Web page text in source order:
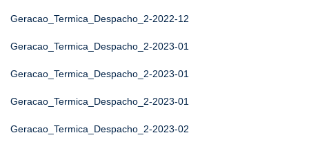
Geracao_Termica_Despacho_2-2022-12
Geracao_Termica_Despacho_2-2023-01
Geracao_Termica_Despacho_2-2023-01
Geracao_Termica_Despacho_2-2023-01
Geracao_Termica_Despacho_2-2023-02